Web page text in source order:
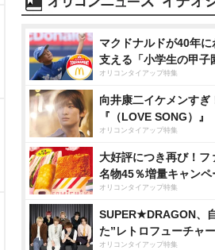
マクドナルドが40年に
支える「小学生の甲子
オリコンタイアップ特集
向井康二イケメンすぎ
『（LOVE SONG）』
オリコンタイアップ特集
大好評につき再び！フ
名物45％増量キャンペ
オリコンタイアップ特集
SUPER★DRAGON、
た”レトロフューチャ
オリコンタイアップ特集